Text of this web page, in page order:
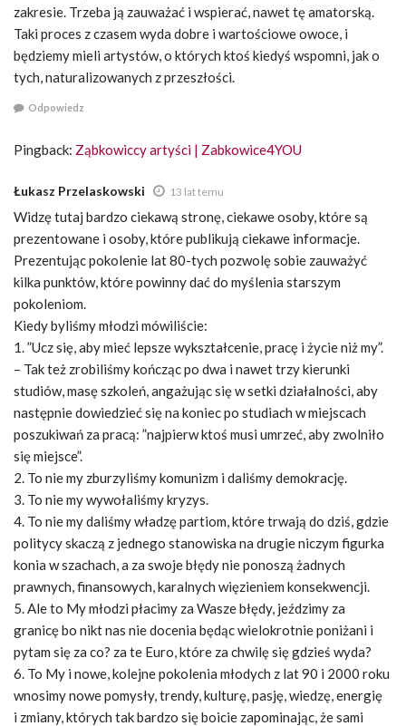
zakresie. Trzeba ją zauważać i wspierać, nawet tę amatorską.
Taki proces z czasem wyda dobre i wartościowe owoce, i
będziemy mieli artystów, o których ktoś kiedyś wspomni, jak o
tych, naturalizowanych z przeszłości.
Odpowiedz
Pingback: Ząbkowiccy artyści | Zabkowice4YOU
Łukasz Przelaskowski 13 lat temu
Widzę tutaj bardzo ciekawą stronę, ciekawe osoby, które są
prezentowane i osoby, które publikują ciekawe informacje.
Prezentując pokolenie lat 80-tych pozwolę sobie zauważyć
kilka punktów, które powinny dać do myślenia starszym
pokoleniom.
Kiedy byliśmy młodzi mówiliście:
1. ”Ucz się, aby mieć lepsze wykształcenie, pracę i życie niż my”.
– Tak też zrobiliśmy kończąc po dwa i nawet trzy kierunki
studiów, masę szkoleń, angażując się w setki działalności, aby
następnie dowiedzieć się na koniec po studiach w miejscach
poszukiwań za pracą: ”najpierw ktoś musi umrzeć, aby zwolniło
się miejsce”.
2. To nie my zburzyliśmy komunizm i daliśmy demokrację.
3. To nie my wywołaliśmy kryzys.
4. To nie my daliśmy władzę partiom, które trwają do dziś, gdzie
politycy skaczą z jednego stanowiska na drugie niczym figurka
konia w szachach, a za swoje błędy nie ponoszą żadnych
prawnych, finansowych, karalnych więzieniem konsekwencji.
5. Ale to My młodzi płacimy za Wasze błędy, jeździmy za
granicę bo nikt nas nie docenia będąc wielokrotnie poniżani i
pytam się za co? za te Euro, które za chwilę się gdzieś wyda?
6. To My i nowe, kolejne pokolenia młodych z lat 90 i 2000 roku
wnosimy nowe pomysły, trendy, kulturę, pasję, wiedzę, energię
i zmiany, których tak bardzo się boicie zapominając, że sami